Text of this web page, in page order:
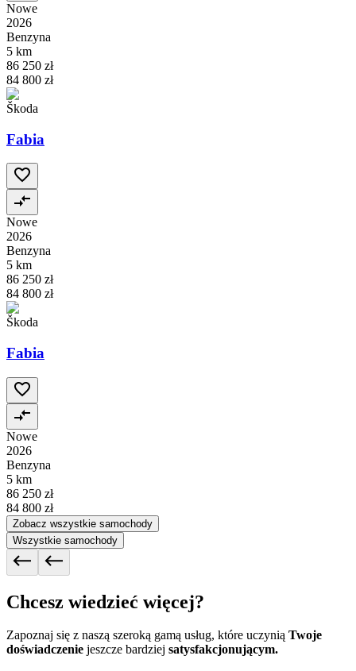
Nowe
2026
Benzyna
5 km
86 250 zł
84 800 zł
Škoda
Fabia
Nowe
2026
Benzyna
5 km
86 250 zł
84 800 zł
Škoda
Fabia
Nowe
2026
Benzyna
5 km
86 250 zł
84 800 zł
Zobacz wszystkie samochody
Wszystkie samochody
Chcesz wiedzieć więcej?
Zapoznaj się z naszą szeroką gamą usług, które uczynią Twoje
doświadczenie jeszcze bardziej satysfakcjonującym.